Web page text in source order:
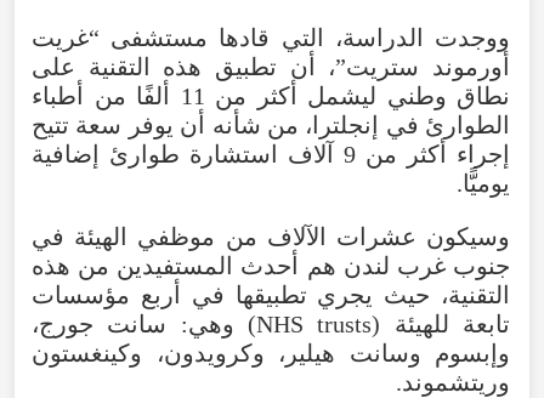
ووجدت
الدراسة، التي قادها مستشفى “غريت
أورموند
ستريت”، أن تطبيق هذه التقنية
على
نطاق وطني ليشمل أكثر من ألفًا من
أطباء
الطوارئ في إنجلترا ، من شأنه أن يوفر سعة تتيح
إجراء
أكثر من آلاف استشارة طوارئ
إضافية
يوميًّا.
وسيكون عشرات الآلاف من موظفي الهيئة في
جنوب غرب لندن هم أحدث المستفيدين من هذه
التقنية، حيث يجري تطبيقها في أربع مؤسسات
تابعة للهيئة (
NHS trusts
) وهي: سانت جورج،
وإبسوم
وسانت هيلير ، وكرويدون، وكينغستون
وريتشموند.